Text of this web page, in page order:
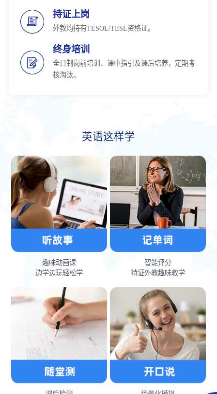
持证上岗
外教均持有TESOL/TESL资格证。
终身培训
全日制岗前培训、课中指引及课后培养，定期考
核淘汰。
英语这样学
趣味动画课
边学边玩轻松学
智能评分
持证外教趣味教学